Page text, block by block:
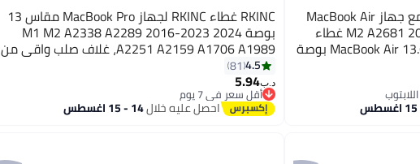
ريكنك جراب RKINC متوافق مع جهاز MacBook Air
الجديد مقاس 13.6 بوصة M2 A2681 2022 غطاء
واقٍ واقٍ قابل للكسر لجهاز MacBook Air 13.6 بوصة
RKINC غطاء RKINC لجهاز MacBook Pro مقاس 13
بوصة 2024 2023-2016 M1 M2 A2338 A2289
A2251 A2159 A1706 A1989، غلاف صلب واقي من
البلاستيك، غطاء لوحة المفاتيح وواقي الشاشة،
وردي شفاف
4.5
81
د.ب‏5.94
أقل سعر في 7 يوم
أقل سعر في 7 يوماحصل عليه خلال14 - 15 اغسطس